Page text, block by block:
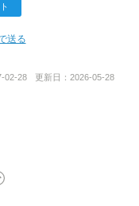
送る
02-28 更新日： 2026-05-28